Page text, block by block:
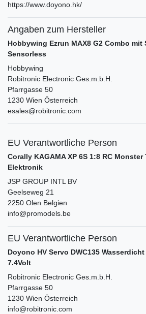
https://www.doyono.hk/
Angaben zum Hersteller
Hobbywing Ezrun MAX8 G2 Combo mit
Sensorless
Hobbywing
Robitronic Electronic Ges.m.b.H.
Pfarrgasse 50
1230 Wien Österreich
esales@robitronic.com
EU Verantwortliche Person
Corally KAGAMA XP 6S 1:8 RC
Elektronik
JSP GROUP INTL BV
Geelseweg 21
2250 Olen Belgien
info@promodels.be
EU Verantwortliche Person
Doyono HV Servo DWC135
7.4Volt
Robitronic Electronic Ges.m.b.H.
Pfarrgasse 50
1230 Wien Österreich
info@robitronic.com